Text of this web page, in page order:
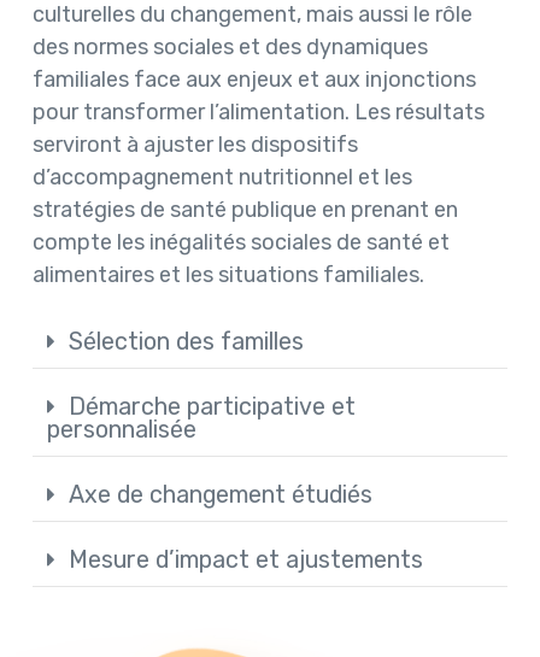
culturelles du changement, mais aussi le rôle
des normes sociales et des dynamiques
familiales face aux enjeux et aux injonctions
pour transformer l’alimentation. Les résultats
serviront à ajuster les dispositifs
d’accompagnement nutritionnel et les
stratégies de santé publique en prenant en
compte les inégalités sociales de santé et
alimentaires et les situations familiales.
Sélection des familles
Démarche participative et
personnalisée
Axe de changement étudiés
Mesure d’impact et ajustements